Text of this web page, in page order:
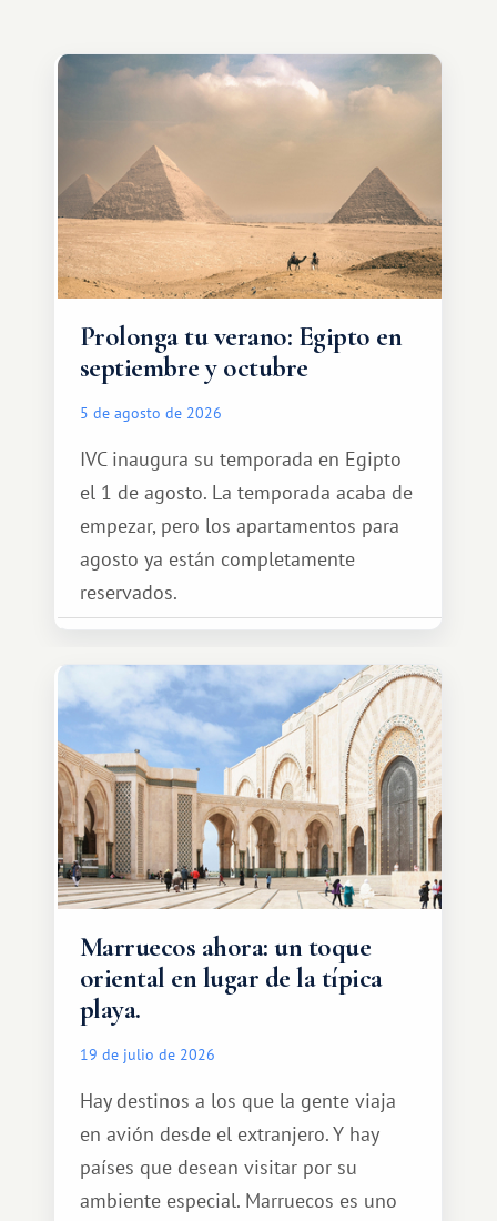
Prolonga tu verano: Egipto en
septiembre y octubre
5 de agosto de 2026
IVC inaugura su temporada en Egipto
el 1 de agosto. La temporada acaba de
empezar, pero los apartamentos para
agosto ya están completamente
reservados.
Marruecos ahora: un toque
oriental en lugar de la típica
playa.
19 de julio de 2026
Hay destinos a los que la gente viaja
en avión desde el extranjero. Y hay
países que desean visitar por su
ambiente especial. Marruecos es uno